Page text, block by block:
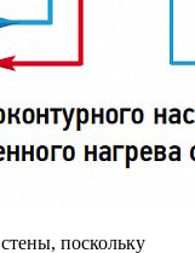
поскольку